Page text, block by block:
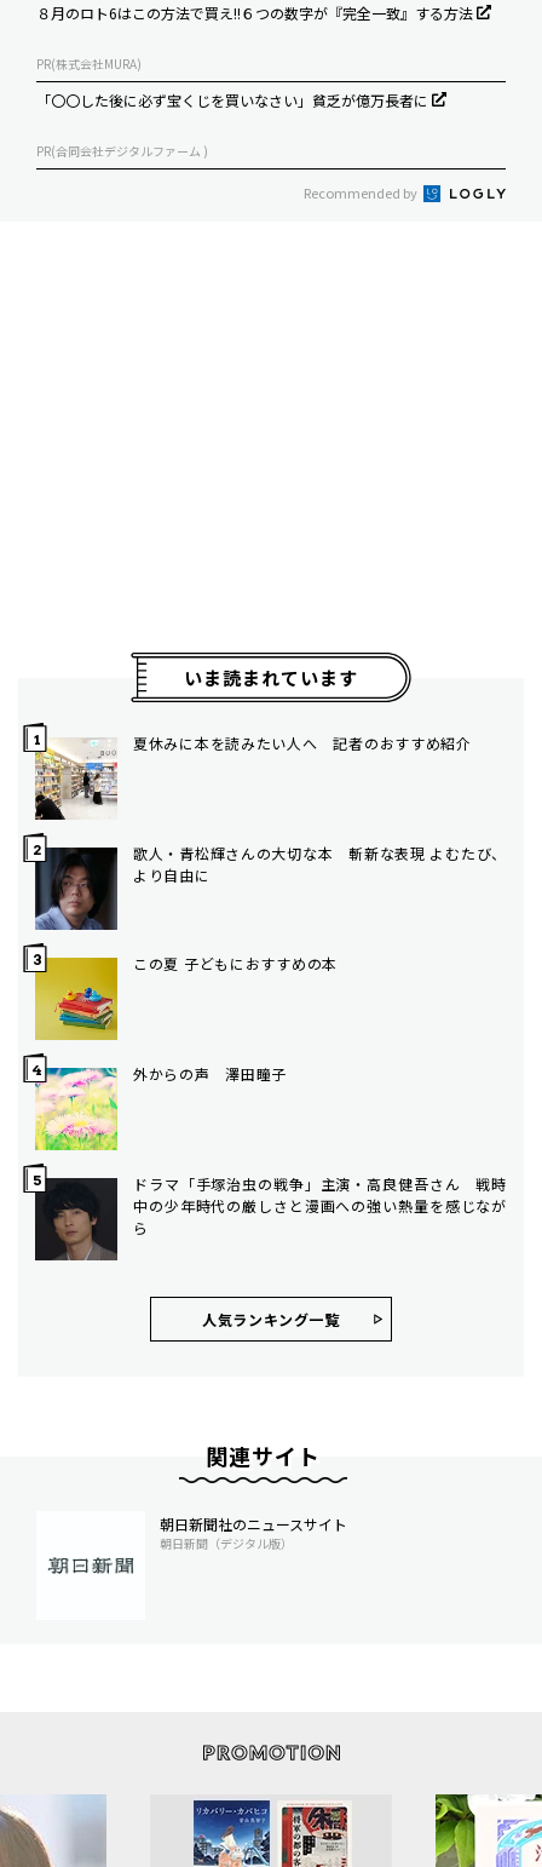
８月のロト6はこの方法で買え!!６つの数字が『完全一致』する方法
PR(株式会社MURA)
「〇〇した後に必ず宝くじを買いなさい」貧乏が億万長者に
PR(合同会社デジタルファーム )
Recommended by
いま読まれています
夏休みに本を読みたい人へ 記者のおすすめ紹介
歌人・青松輝さんの大切な本 斬新な表現 よむたび、
より自由に
この夏 子どもにおすすめの本
外からの声 澤田瞳子
ドラマ「手塚治虫の戦争」主演・高良健吾さん 戦時
中の少年時代の厳しさと漫画への強い熱量を感じなが
ら
人気ランキング⼀覧
関連サイト
朝日新聞社のニュースサイト
朝日新聞（デジタル版）